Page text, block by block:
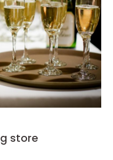
store